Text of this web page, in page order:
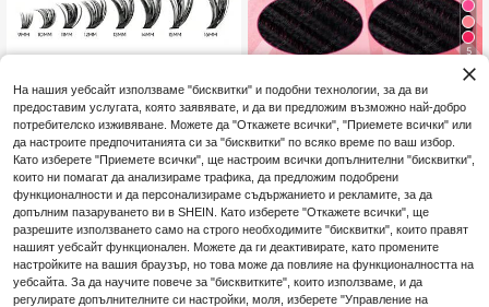
сена дължина 9-16 мм, клъстер ф
алшиви мигли, подходящи за нач
инаещи DIY комплект за удължав
ане на мигли у дома, клъстер миг
ли, единични фалшиви мигли, фал
шиви мигли, фалшиви мигли
4.28€
5
640 бр. клъстерни изкуствени ми
гли, комплект за удължаване на
мигли, гъсти и навити, D-форма, с
месена дължина 8-16 мм, DIY ко
мплект за удължаване на мигли,
пухкави и меки индивидуални миг
ли, за плътен и естествен грим, л
есно DIY у дома, клъстерни мигли
3.54€
На нашия уебсайт използваме "бисквитки" и подобни технологии, за да ви
предоставим услугата, която заявявате, и да ви предложим възможно най-добро
потребителско изживяване. Можете да "Откажете всички", "Приемете всички" или
да настроите предпочитанията си за "бисквитки" по всяко време по ваш избор.
Като изберете "Приемете всички", ще настроим всички допълнителни "бисквитки",
които ни помагат да анализираме трафика, да предложим подобрени
функционалности и да персонализираме съдържанието и рекламите, за да
допълним пазаруването ви в SHEIN. Като изберете "Откажете всички", ще
разрешите използването само на строго необходимите "бисквитки", които правят
нашият уебсайт функционален. Можете да ги деактивирате, като промените
настройките на вашия браузър, но това може да повлияе на функционалността на
уебсайта. За да научите повече за "бисквитките", които използваме, и да
регулирате допълнителните си настройки, моля, изберете "Управление на